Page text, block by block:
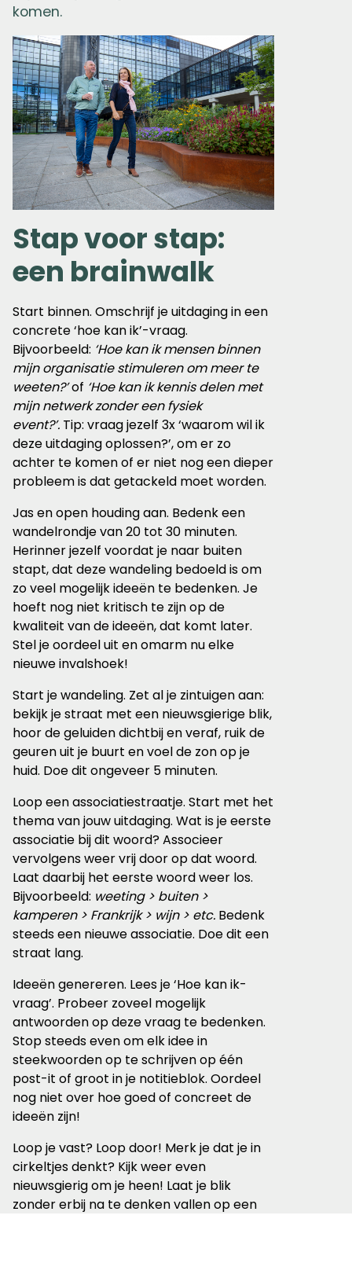
komen.
Stap voor stap:
een brainwalk
Start binnen. Omschrijf je uitdaging in een
concrete ‘hoe kan ik’-vraag.
Bijvoorbeeld: ‘Hoe kan ik mensen binnen
mijn organisatie stimuleren om meer te
weeten?’of ‘Hoe kan ik kennis delen met
mijn netwerk zonder een fysiek
event?’. Tip: vraag jezelf 3x ‘waarom wil ik
deze uitdaging oplossen?’, om er zo
achter te komen of er niet nog een dieper
probleem is dat getackeld moet worden.
Jas en open houding aan. Bedenk een
wandelrondje van 20 tot 30 minuten.
Herinner jezelf voordat je naar buiten
stapt, dat deze wandeling bedoeld is om
zo veel mogelijk ideeën te bedenken. Je
hoeft nog niet kritisch te zijn op de
kwaliteit van de ideeën, dat komt later.
Stel je oordeel uit en omarm nu elke
nieuwe invalshoek!
Start je wandeling. Zet al je zintuigen aan:
bekijk je straat met een nieuwsgierige blik,
hoor de geluiden dichtbij en veraf, ruik de
geuren uit je buurt en voel de zon op je
huid. Doe dit ongeveer 5 minuten.
Loop een associatiestraatje. Start met het
thema van jouw uitdaging. Wat is je eerste
associatie bij dit woord? Associeer
vervolgens weer vrij door op dat woord.
Laat daarbij het eerste woord weer los.
Bijvoorbeeld: weeting > buiten >
kamperen > Frankrijk > wijn > etc. Bedenk
steeds een nieuwe associatie. Doe dit een
straat lang.
Ideeën genereren. Lees je ‘Hoe kan ik-
vraag’. Probeer zoveel mogelijk
antwoorden op deze vraag te bedenken.
Stop steeds even om elk idee in
steekwoorden op te schrijven op één
post-it of groot in je notitieblok. Oordeel
nog niet over hoe goed of concreet de
ideeën zijn!
Loop je vast? Loop door! Merk je dat je in
cirkeltjes denkt? Kijk weer even
nieuwsgierig om je heen! Laat je blik
zonder erbij na te denken vallen op een